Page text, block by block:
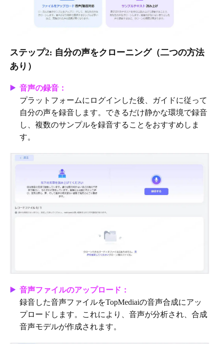
ステップ2: 自分の声をクローニング（二つの方法
あり）
音声の録音：
プラットフォームにログインした後、ガイドに従って
自分の声を録音します。できるだけ静かな環境で録音
し、複数のサンプルを録音することをおすすめしま
す。
音声ファイルのアップロード：
録音した音声ファイルをTopMediaiの音声合成にアッ
プロードします。これにより、音声が分析され、合成
音声モデルが作成されます。